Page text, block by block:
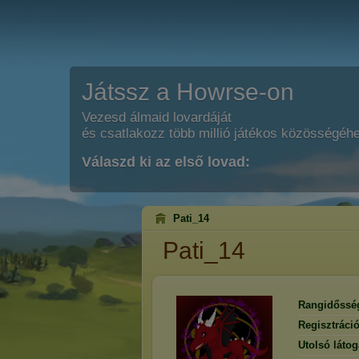
Játssz a Howrse-on
Vezesd álmaid lovardáját
és csatlakozz több millió játékos
Válaszd ki az első lovad:
Pati_14
Pati_14
Utolsó